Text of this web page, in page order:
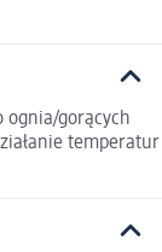
ognia/gorących
temperatur